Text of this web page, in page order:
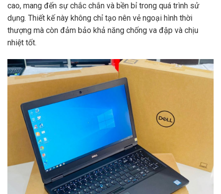
cao, mang đến sự chắc chắn và bền bỉ trong quá trình sử
dụng. Thiết kế này không chỉ tạo nên vẻ ngoại hình thời
thượng mà còn đảm bảo khả năng chống va đập và chịu
nhiệt tốt.